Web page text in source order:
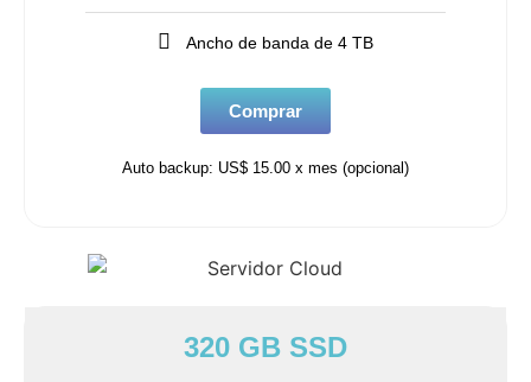
Ancho de banda de 4 TB
Comprar
Auto backup: US$ 15.00 x mes (opcional)
320 GB SSD